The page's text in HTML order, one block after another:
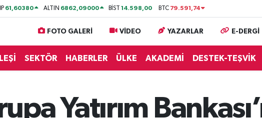
61,60380 ALTIN 6862,09000 BİST14.598,00 BTC 79.591,74
FOTO GALERİ VİDEO YAZARLAR E-DERGİ
SEKTÖR HABERLER ÜLKE AKADEMİ DESTEK-TEŞVİK
Yatırım